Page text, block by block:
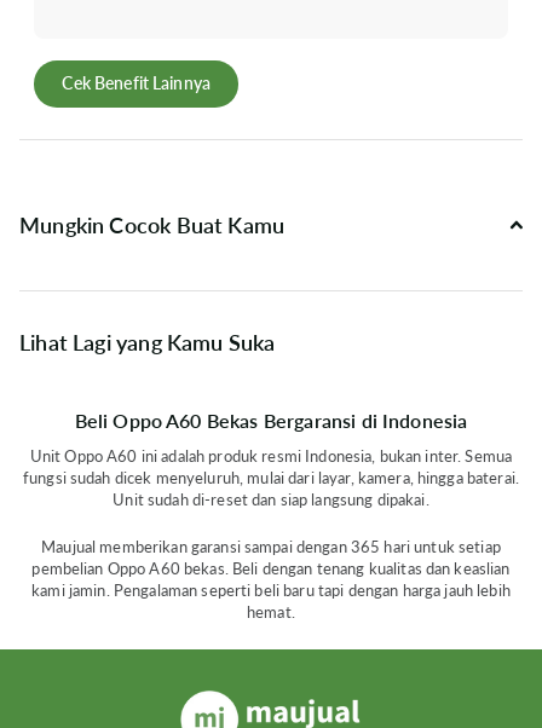
Cek Benefit Lainnya
Mungkin Cocok Buat Kamu
Lihat Lagi yang Kamu Suka
Beli Oppo A60 Bekas Bergaransi di Indonesia
Unit Oppo A60 ini adalah produk resmi Indonesia, bukan inter. Semua
fungsi sudah dicek menyeluruh, mulai dari layar, kamera, hingga baterai.
Unit sudah di-reset dan siap langsung dipakai.
Maujual memberikan garansi sampai dengan 365 hari untuk setiap
pembelian Oppo A60 bekas. Beli dengan tenang kualitas dan keaslian
kami jamin. Pengalaman seperti beli baru tapi dengan harga jauh lebih
hemat.